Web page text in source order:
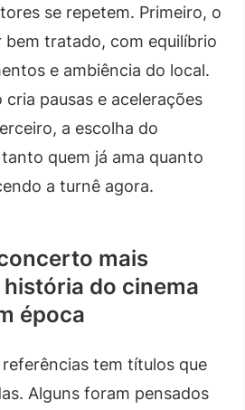
se repetem. Primeiro, o
bem tratado, com equilíbrio
e ambiência do local.
cria pausas e acelerações
a escolha do
quem já ama quanto
a turnê agora.
mais
do cinema
época
tem títulos que
Alguns foram pensados